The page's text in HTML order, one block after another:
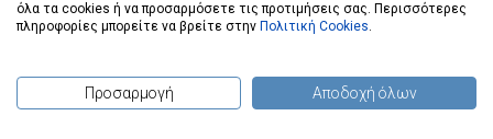
Κωδικός: 9786180211788
όλα τα cookies ή να προσαρμόσετε τις προτιμήσεις σας. Περισσότερες
πληροφορίες μπορείτε να βρείτε στην Πολιτική Cookies.
Προσαρμογή Αποδοχή όλων
(0) προϊόντα